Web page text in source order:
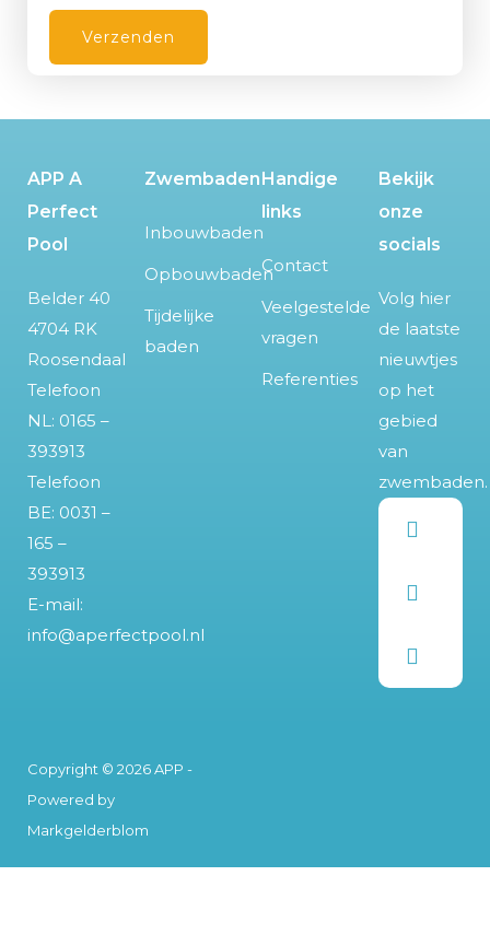
APP A
Perfect
Pool
Belder 40
4704 RK
Roosendaal
Telefoon
NL: 0165 –
393913
Telefoon
BE: 0031 –
165 –
393913
E-mail:
info@aperfectpool.nl
Zwembaden
Inbouwbaden
Opbouwbaden
Tijdelijke
baden
Handige
links
Contact
Veelgestelde
vragen
Referenties
Bekijk
onze
socials
Volg hier
de laatste
nieuwtjes
op het
gebied
van
zwembaden.
Copyright © 2026 APP -
Powered by
Markgelderblom